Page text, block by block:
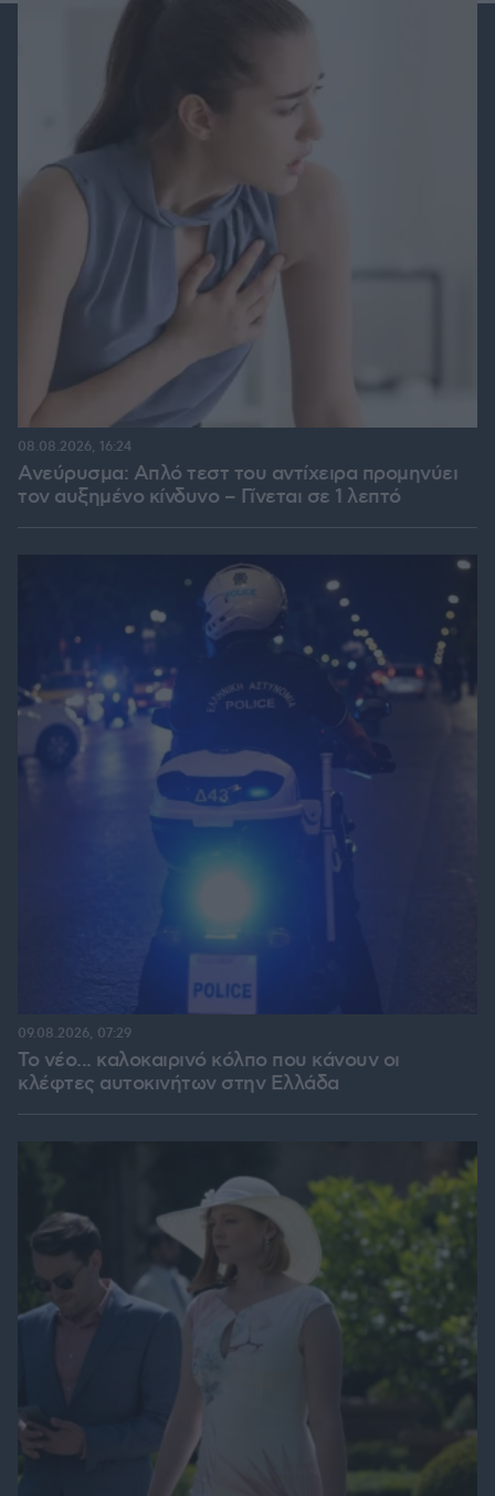
Ανεύρυσμα: Απλό τεστ του αντίχειρα προμηνύει
τον αυξημένο κίνδυνο – Γίνεται σε 1 λεπτό
08.08.2026, 16:24
Το νέο... καλοκαιρινό κόλπο που κάνουν οι
κλέφτες αυτοκινήτων στην Ελλάδα
09.08.2026, 07:29